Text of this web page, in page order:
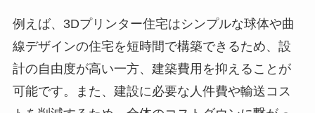
例えば、3Dプリンター住宅はシンプルな球体や曲
線デザインの住宅を短時間で構築できるため、設
計の自由度が高い一方、建築費用を抑えることが
可能です。また、建設に必要な人件費や輸送コス